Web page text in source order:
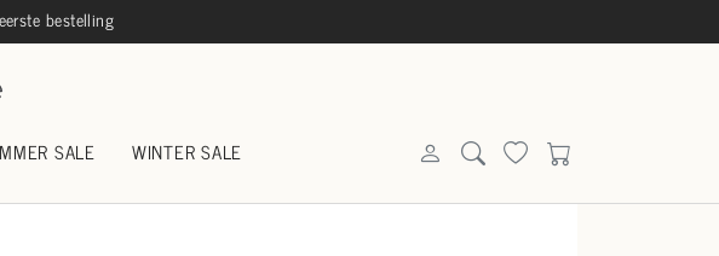
bestelling
SALE WINTER SALE